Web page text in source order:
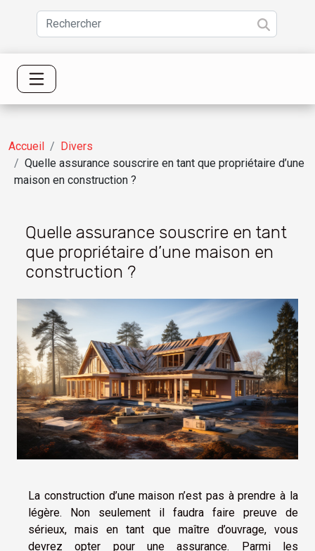
Accueil
Divers
Quelle assurance souscrire en tant que propriétaire d’une
maison en construction ?
Quelle assurance souscrire en tant
que propriétaire d’une maison en
construction ?
La construction d’une maison n’est pas à prendre à la
légère. Non seulement il faudra faire preuve de
sérieux, mais en tant que maître d’ouvrage, vous
devrez opter pour une assurance. Parmi les